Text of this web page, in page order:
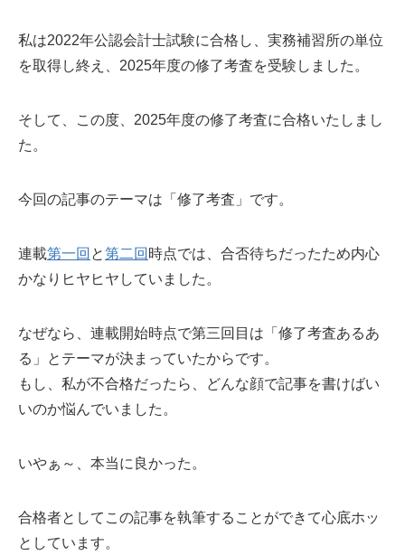
私は2022年公認会計士試験に合格し、実務補習所の単位
を取得し終え、2025年度の修了考査を受験しました。
そして、この度、2025年度の修了考査に合格いたしまし
た。
今回の記事のテーマは「修了考査」です。
連載第一回 と第二回 時点では、合否待ちだったため内心
かなりヒヤヒヤしていました。
なぜなら、連載開始時点で第三回目は「修了考査あるあ
る」とテーマが決まっていたからです。
もし、私が不合格だったら、どんな顔で記事を書けばい
いのか悩んでいました。
いやぁ～、本当に良かった。
合格者としてこの記事を執筆することができて心底ホッ
としています。